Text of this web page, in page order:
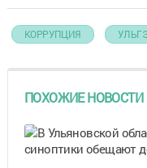
КОРРУПЦИЯ
ПОХОЖИЕ НОВОСТИ